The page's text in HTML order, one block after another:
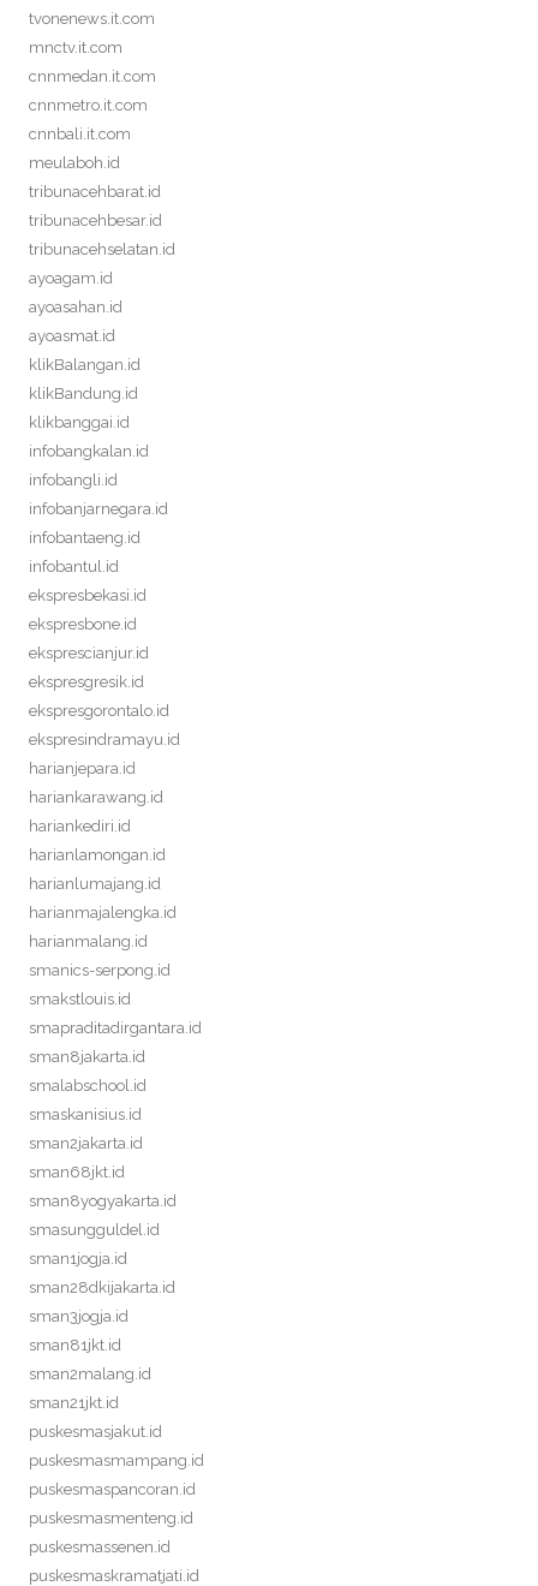
tvonenews.it.com
mnctv.it.com
cnnmedan.it.com
cnnmetro.it.com
cnnbali.it.com
meulaboh.id
tribunacehbarat.id
tribunacehbesar.id
tribunacehselatan.id
ayoagam.id
ayoasahan.id
ayoasmat.id
klikBalangan.id
klikBandung.id
klikbanggai.id
infobangkalan.id
infobangli.id
infobanjarnegara.id
infobantaeng.id
infobantul.id
ekspresbekasi.id
ekspresbone.id
eksprescianjur.id
ekspresgresik.id
ekspresgorontalo.id
ekspresindramayu.id
harianjepara.id
hariankarawang.id
hariankediri.id
harianlamongan.id
harianlumajang.id
harianmajalengka.id
harianmalang.id
smanics-serpong.id
smakstlouis.id
smapraditadirgantara.id
sman8jakarta.id
smalabschool.id
smaskanisius.id
sman2jakarta.id
sman68jkt.id
sman8yogyakarta.id
smasungguldel.id
sman1jogja.id
sman28dkijakarta.id
sman3jogja.id
sman81jkt.id
sman2malang.id
sman21jkt.id
puskesmasjakut.id
puskesmasmampang.id
puskesmaspancoran.id
puskesmasmenteng.id
puskesmassenen.id
puskesmaskramatjati.id